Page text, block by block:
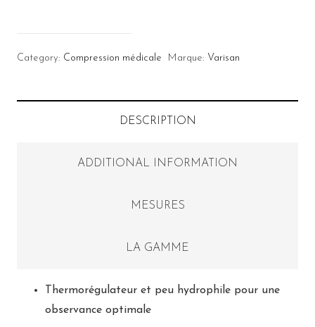
Category: Compression médicale Marque: Varisan
DESCRIPTION
ADDITIONAL INFORMATION
MESURES
LA GAMME
Thermorégulateur et peu hydrophile pour une
observance optimale